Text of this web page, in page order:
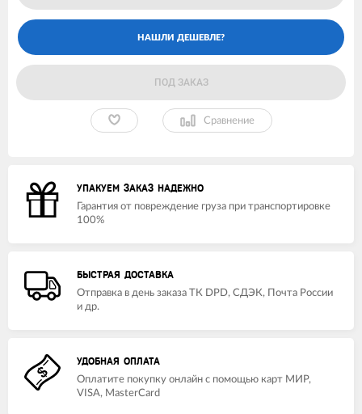
ПОД ЗАКАЗ
Сравнение
УПАКУЕМ ЗАКАЗ НАДЕЖНО
Гарантия от повреждение груза при транспортировке
100%
БЫСТРАЯ ДОСТАВКА
Отправка в день заказа ТК DPD, СДЭК, Почта России
и др.
УДОБНАЯ ОПЛАТА
Оплатите покупку онлайн с помощью карт МИР,
VISA, MasterCard